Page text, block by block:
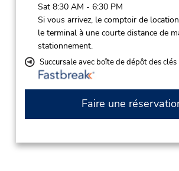
Sat 8:30 AM - 6:30 PM
Si vous arrivez, le comptoir de
le terminal à une courte distance de
stationnement.
Succursale avec boîte de dépôt des clés
Faire une